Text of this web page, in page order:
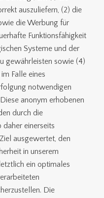
auszuliefern, (2) die
die Werbung für
Funktionsfähigkeit
Systeme und der
gewährleisten sowie (4)
Falle eines
notwendigen
anonym erhobenen
durch die
daher einerseits
ausgewertet, den
in unserem
ein optimales
Die